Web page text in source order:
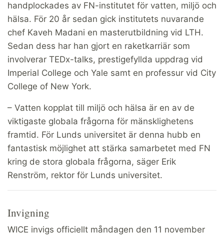
handplockades av FN-institutet för vatten, miljö och
hälsa. För 20 år sedan gick institutets nuvarande
chef Kaveh Madani en masterutbildning vid LTH.
Sedan dess har han gjort en raketkarriär som
involverar TEDx-talks, prestigefyllda uppdrag vid
Imperial College och Yale samt en professur vid City
College of New York.
– Vatten kopplat till miljö och hälsa är en av de
viktigaste globala frågorna för mänsklighetens
framtid. För Lunds universitet är denna hubb en
fantastisk möjlighet att stärka samarbetet med FN
kring de stora globala frågorna, säger Erik
Renström, rektor för Lunds universitet.
Invigning
WICE invigs officiellt måndagen den 11 november